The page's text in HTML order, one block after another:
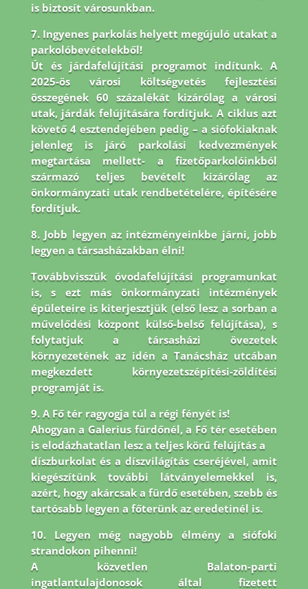
is biztosít városunkban.
7. Ingyenes parkolás helyett megújuló utakat a
parkolóbevételekből!
Út és járdafelújítási programot indítunk. A
2025-ös városi költségvetés fejlesztési
összegének 60 százalékát kizárólag a városi
utak, járdák felújítására fordítjuk. A ciklus azt
követő 4 esztendejében pedig – a siófokiaknak
jelenleg is járó parkolási kedvezmények
megtartása mellett- a fizetőparkolóinkból
származó teljes bevételt kizárólag az
önkormányzati utak rendbetételére, építésére
fordítjuk.
8. Jobb legyen az intézményeinkbe járni, jobb
legyen a társasházakban élni!
Továbbvisszük óvodafelújítási programunkat
is, s ezt más önkormányzati intézmények
épületeire is kiterjesztjük (első lesz a sorban a
művelődési központ külső-belső felújítása), s
folytatjuk a társasháziövezetek
környezetének az idén a Tanácsház utcában
megkezdett környezetszépítési-zöldítési
programját is.
9. A Fő tér ragyogja túl a régi fényét is!
Ahogyan a Galerius fürdőnél, a Fő tér esetében
is elodázhatatlan lesz a teljes körű felújítás a
díszburkolat és a díszvilágítás cseréjével, amit
kiegészítünk további látványelemekkel is,
azért, hogy akárcsak a fürdő esetében, szebb és
tartósabb legyen a főterünk az eredetinél is.
10. Legyen még nagyobb élmény a siófoki
strandokon pihenni!
A közvetlen Balaton-parti
ingatlantulajdonosok által fizetett